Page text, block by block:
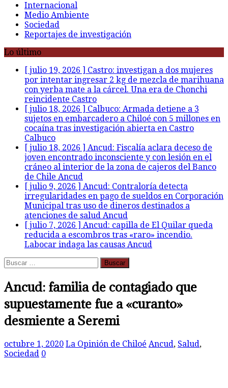
Internacional
Medio Ambiente
Sociedad
Reportajes de investigación
Lo último
[ julio 19, 2026 ] Castro: investigan a dos mujeres
por intentar ingresar 2 kg de mezcla de marihuana
con yerba mate a la cárcel. Una era de Chonchi
reincidente Castro
[ julio 18, 2026 ] Calbuco: Armada detiene a 3
sujetos en embarcadero a Chiloé con 5 millones en
cocaína tras investigación abierta en Castro
Calbuco
[ julio 18, 2026 ] Ancud: Fiscalía aclara deceso de
joven encontrado inconsciente y con lesión en el
cráneo al interior de la zona de cajeros del Banco
de Chile Ancud
[ julio 9, 2026 ] Ancud: Contraloría detecta
irregularidades en pago de sueldos en Corporación
Municipal tras uso de dineros destinados a
atenciones de salud Ancud
[ julio 7, 2026 ] Ancud: capilla de El Quilar queda
reducida a escombros tras «raro» incendio.
Labocar indaga las causas Ancud
Buscar:
Ancud: familia de contagiado que
supuestamente fue a «curanto»
desmiente a Seremi
octubre 1, 2020 La Opinión de Chiloé Ancud, Salud,
Sociedad 0